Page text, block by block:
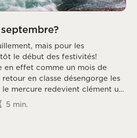
mais pour les
le début des festivités!
en effet comme un mois de
en classe désengorge les
mercure redevient clément un
et les prix redescendent
passée. Reste à choisir la
chaque coin du monde
entre saison des ouragans,
5 min.